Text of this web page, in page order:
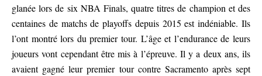
glanée lors de six NBA Finals, quatre titres de champion et des
centaines de matchs de playoffs depuis 2015 est indéniable. Ils
l’ont montré lors du premier tour. L’âge et l’endurance de leurs
joueurs vont cependant être mis à l’épreuve. Il y a deux ans, ils
avaient gagné leur premier tour contre Sacramento après sept